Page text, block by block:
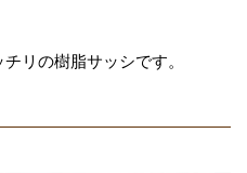
リの樹脂サッシです。